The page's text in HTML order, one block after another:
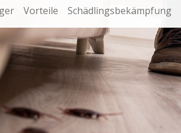
Vorteile Schädlingsbekämpfung